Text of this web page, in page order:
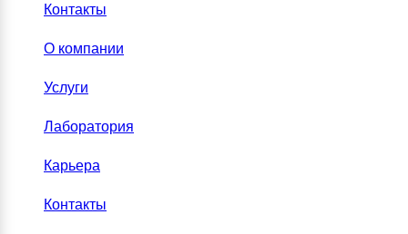
Контакты
О компании
Услуги
Лаборатория
Карьера
Контакты